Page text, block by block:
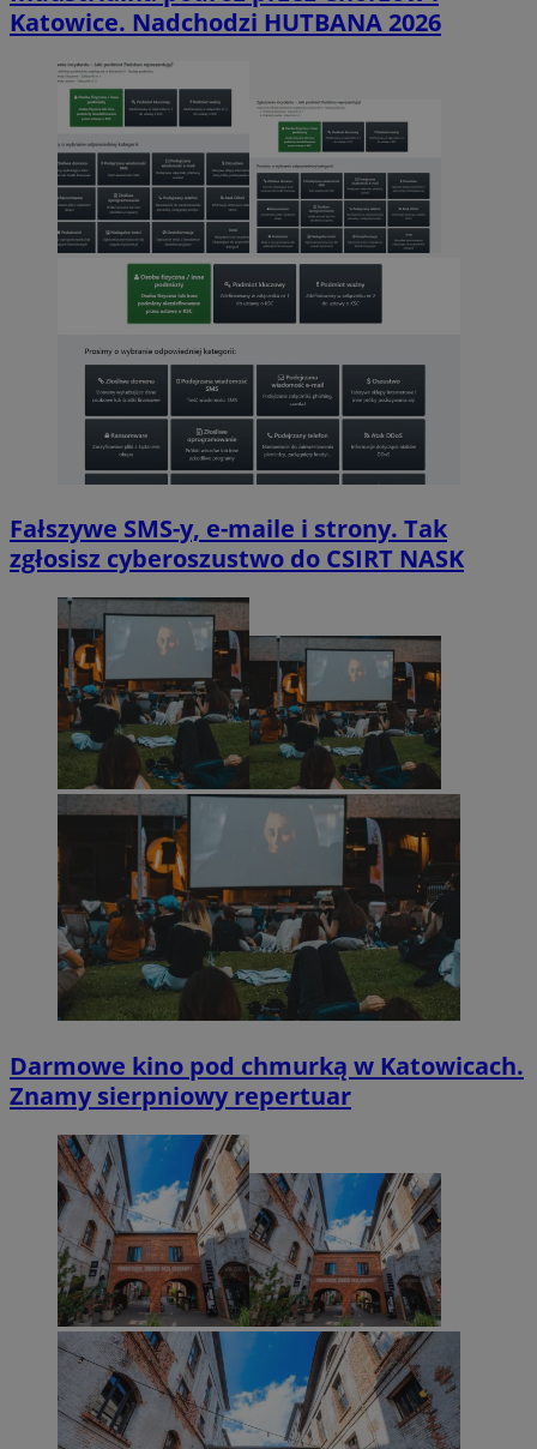
Katowice. Nadchodzi HUTBANA 2026
Fałszywe SMS-y, e-maile i strony. Tak
zgłosisz cyberoszustwo do CSIRT NASK
Darmowe kino pod chmurką w Katowicach.
Znamy sierpniowy repertuar